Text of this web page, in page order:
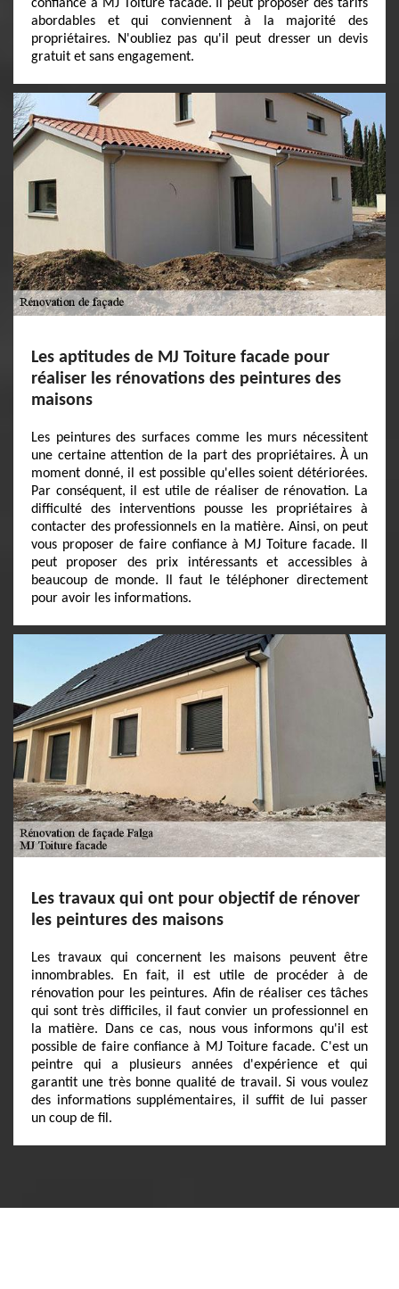
confiance à MJ Toiture facade. Il peut proposer des tarifs
abordables et qui conviennent à la majorité des
propriétaires. N'oubliez pas qu'il peut dresser un devis
gratuit et sans engagement.
Les aptitudes de MJ Toiture facade pour
réaliser les rénovations des peintures des
maisons
Les peintures des surfaces comme les murs nécessitent
une certaine attention de la part des propriétaires. À un
moment donné, il est possible qu'elles soient détériorées.
Par conséquent, il est utile de réaliser de rénovation. La
difficulté des interventions pousse les propriétaires à
contacter des professionnels en la matière. Ainsi, on peut
vous proposer de faire confiance à MJ Toiture facade. Il
peut proposer des prix intéressants et accessibles à
beaucoup de monde. Il faut le téléphoner directement
pour avoir les informations.
Les travaux qui ont pour objectif de rénover
les peintures des maisons
Les travaux qui concernent les maisons peuvent être
innombrables. En fait, il est utile de procéder à de
rénovation pour les peintures. Afin de réaliser ces tâches
qui sont très difficiles, il faut convier un professionnel en
la matière. Dans ce cas, nous vous informons qu'il est
possible de faire confiance à MJ Toiture facade. C'est un
peintre qui a plusieurs années d'expérience et qui
garantit une très bonne qualité de travail. Si vous voulez
des informations supplémentaires, il suffit de lui passer
un coup de fil.